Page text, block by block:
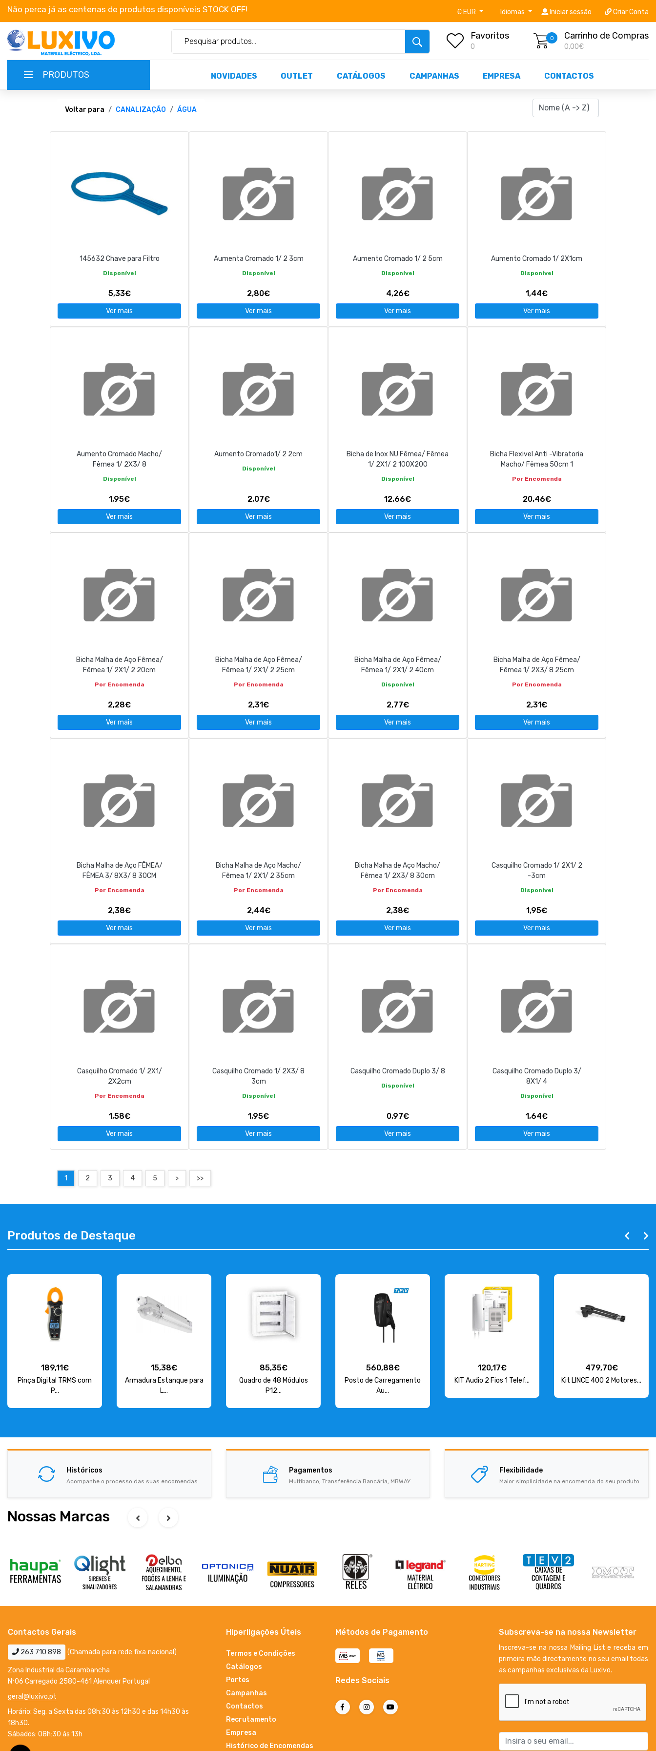
Não perca já as centenas de produtos disponíveis STOCK OFF! Não perca já as centenas de produtos disponíveis STOCK OFF! Não perca já as centenas de
€ EUR Idiomas Iniciar sessão Criar Conta
Favoritos
0
0 Carrinho de Compras
0,00€
PRODUTOS NOVIDADES OUTLET CATÁLOGOS CAMPANHAS EMPRESA CONTACTOS
TERMOS E CONDIÇÕES
geral@luxivo.pt
Voltar para CANALIZAÇÃO ÁGUA
145632 Chave para Filtro
Disponível
5,33€
Ver mais
Aumenta Cromado 1/ 2 3cm
Disponível
2,80€
Ver mais
Aumento Cromado 1/ 2 5cm
Disponível
4,26€
Ver mais
Aumento Cromado 1/ 2X1cm
Disponível
1,44€
Ver mais
Aumento Cromado Macho/
Fêmea 1/ 2X3/ 8
Disponível
1,95€
Ver mais
Aumento Cromado1/ 2 2cm
Disponível
2,07€
Ver mais
Bicha de Inox NU Fêmea/ Fêmea
1/ 2X1/ 2 100X200
Disponível
12,66€
Ver mais
Bicha Flexivel Anti -Vibratoria
Macho/ Fêmea 50cm 1
Por Encomenda
20,46€
Ver mais
Bicha Malha de Aço Fêmea/
Fêmea 1/ 2X1/ 2 20cm
Por Encomenda
2,28€
Ver mais
Bicha Malha de Aço Fêmea/
Fêmea 1/ 2X1/ 2 25cm
Por Encomenda
2,31€
Ver mais
Bicha Malha de Aço Fêmea/
Fêmea 1/ 2X1/ 2 40cm
Disponível
2,77€
Ver mais
Bicha Malha de Aço Fêmea/
Fêmea 1/ 2X3/ 8 25cm
Por Encomenda
2,31€
Ver mais
Bicha Malha de Aço FÊMEA/
FÊMEA 3/ 8X3/ 8 30CM
Por Encomenda
2,38€
Ver mais
Bicha Malha de Aço Macho/
Fêmea 1/ 2X1/ 2 35cm
Por Encomenda
2,44€
Ver mais
Bicha Malha de Aço Macho/
Fêmea 1/ 2X3/ 8 30cm
Por Encomenda
2,38€
Ver mais
Casquilho Cromado 1/ 2X1/ 2
-3cm
Disponível
1,95€
Ver mais
Casquilho Cromado 1/ 2X1/
2X2cm
Por Encomenda
1,58€
Ver mais
Casquilho Cromado 1/ 2X3/ 8
3cm
Disponível
1,95€
Ver mais
Casquilho Cromado Duplo 3/ 8
Disponível
0,97€
Ver mais
Casquilho Cromado Duplo 3/
8X1/ 4
Disponível
1,64€
Ver mais
1 2 3 4 5 > >>
Produtos de Destaque
189,11€
Pinça Digital TRMS com
P...
15,38€
Armadura Estanque para
L...
85,35€
Quadro de 48 Módulos
P12...
560,88€
Posto de Carregamento
Au...
120,17€
KIT Audio 2 Fios 1 Telef...
479,70€
Kit LINCE 400 2 Motores...
Históricos
Acompanhe o processo das suas encomendas
Pagamentos
Multibanco, Transferência Bancária, MBWAY
Flexibilidade
Maior simplicidade na encomenda do seu produto
Nossas Marcas
Contactos Gerais
263 710 898 (Chamada para rede fixa nacional)
Zona Industrial da Carambancha
Nº06 Carregado 2580-461 Alenquer Portugal
geral@luxivo.pt
Horário: Seg. a Sexta das 08h:30 às 12h30 e das 14h30 às
18h30.
Sábados: 08h:30 ás 13h
Hiperligações Úteis
Termos e Condições
Catálogos
Portes
Campanhas
Contactos
Recrutamento
Empresa
Histórico de Encomendas
Métodos de Pagamento
Redes Sociais
Subscreva-se na nossa Newsletter
Inscreva-se na nossa Mailing List e receba em
primeira mão directamente no seu email todas
as campanhas exclusivas da Luxivo.